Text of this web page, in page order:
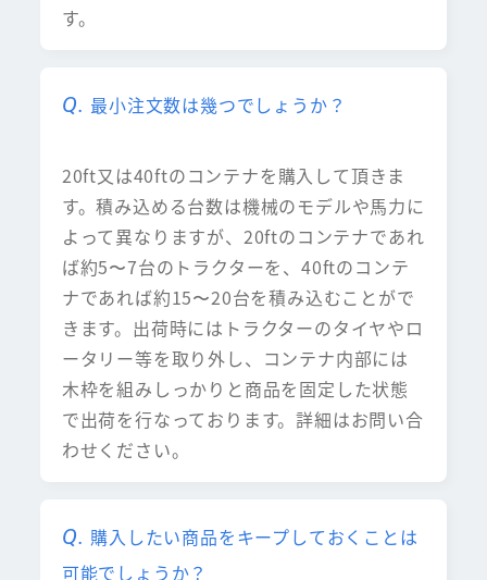
す。
最小注文数は幾つでしょうか？
20ft又は40ftのコンテナを購入して頂きま
す。積み込める台数は機械のモデルや馬力に
よって異なりますが、20ftのコンテナであれ
ば約5〜7台のトラクターを、40ftのコンテ
ナであれば約15〜20台を積み込むことがで
きます。出荷時にはトラクターのタイヤやロ
ータリー等を取り外し、コンテナ内部には
木枠を組みしっかりと商品を固定した状態
で出荷を行なっております。詳細はお問い合
わせください。
購入したい商品をキープしておくことは
可能でしょうか？